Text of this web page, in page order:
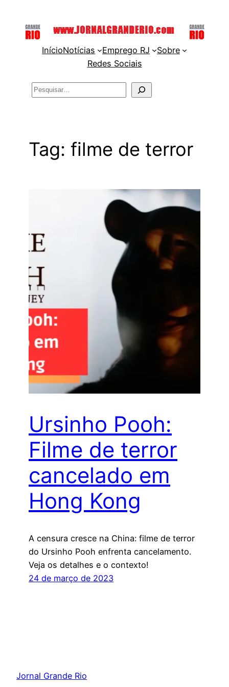
InícioNotícias Emprego RJ
Sobre
Redes Sociais
Pesquisar
Tag: filme de terror
Ursinho Pooh:
Filme de terror
cancelado em
Hong Kong
A censura cresce na China: filme de terror
do Ursinho Pooh enfrenta cancelamento.
Veja os detalhes e o contexto!
24 de março de 2023
Jornal Grande Rio